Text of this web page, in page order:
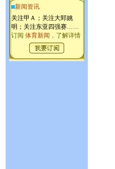
新闻资讯
关注甲Ａ；关注大郅姚
明；关注东亚四强赛……
订阅 体育新闻 ，了解详情